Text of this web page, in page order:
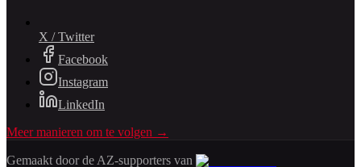
X / Twitter
Facebook
Instagram
LinkedIn
Meer manieren om te volgen →
Gemaakt door de AZ-supporters van